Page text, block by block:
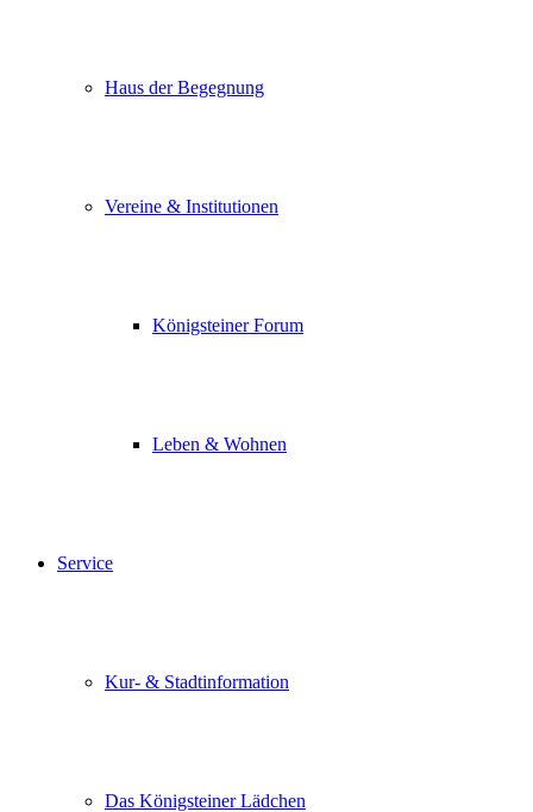
Haus der Begegnung
Vereine & Institutionen
Königsteiner Forum
Leben & Wohnen
Service
Kur- & Stadtinformation
Das Königsteiner Lädchen